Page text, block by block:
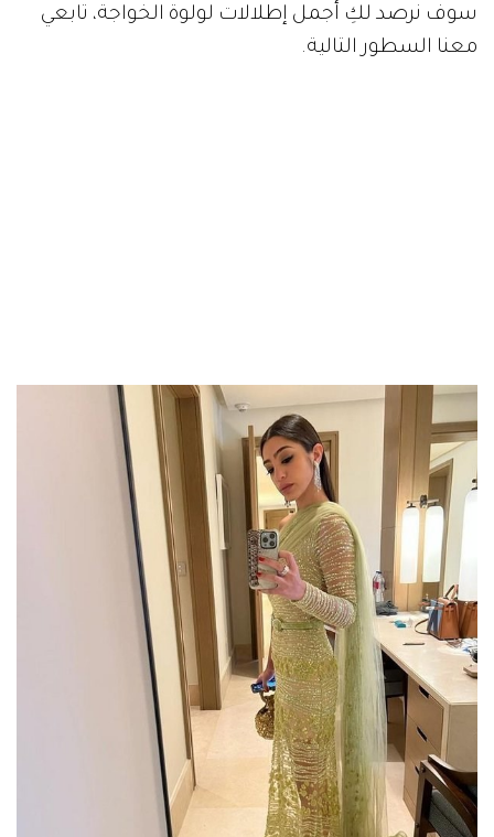
سوف نرصد لكِ أجمل إطلالات لولوة الخواجة، تابعي
معنا السطور التالية.